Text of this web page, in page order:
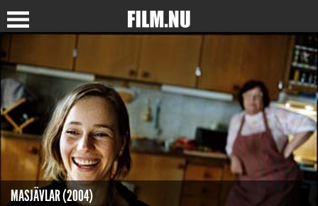
MASJÄVLAR (2004)